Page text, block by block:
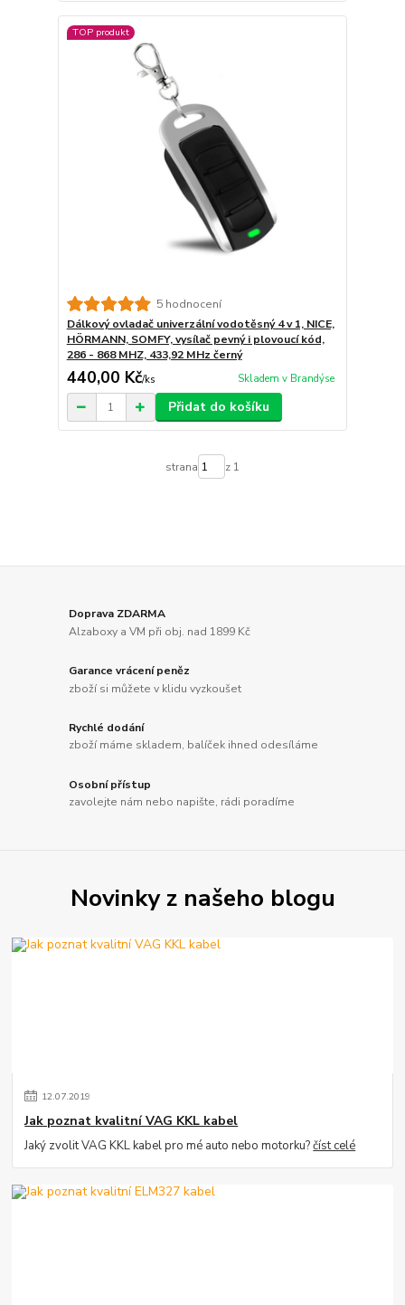
TOP produkt
5 hodnocení
Dálkový ovladač univerzální vodotěsný 4 v 1, NICE,
HÖRMANN, SOMFY, vysílač pevný i plovoucí kód,
286 - 868 MHZ, 433,92 MHz černý
440,00 Kč/ks Skladem v Brandýse
Přidat do košíku
strana z 1
Doprava ZDARMA
Alzaboxy a VM při obj. nad 1899 Kč
Garance vrácení peněz
zboží si můžete v klidu vyzkoušet
Rychlé dodání
zboží máme skladem, balíček ihned odesíláme
Osobní přístup
zavolejte nám nebo napište, rádi poradíme
Novinky z našeho blogu
12.07.2019
Jak poznat kvalitní VAG KKL kabel
Jaký zvolit VAG KKL kabel pro mé auto nebo motorku?číst celé